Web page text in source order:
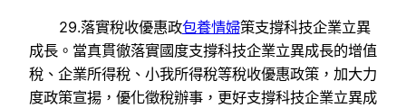
29.落實稅收優惠政包養情婦策支撐科技企業立異
成長。當真貫徹落實國度支撐科技企業立異成長的增值
稅、企業所得稅、小我所得稅等稅收優惠政策，加大力
度政策宣揚，優化徵稅辦事，更好支撐科技企業立異成